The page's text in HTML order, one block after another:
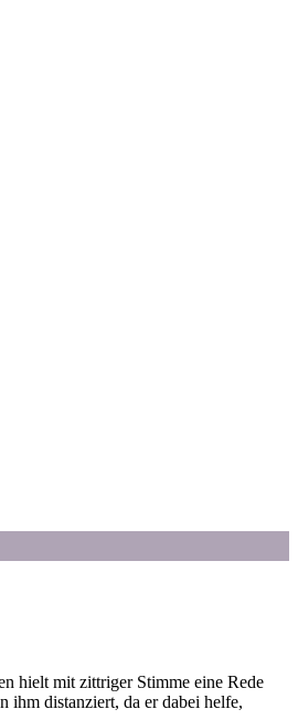
hielt mit zittriger Stimme eine Rede
distanziert, da er dabei helfe,